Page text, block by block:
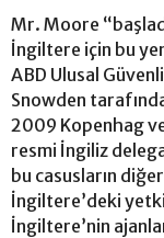
Mr. Moore
İngiltere için bu
ABD Ulusal
Snowden
2009 Kopenhag
resmi İngiliz
bu casusların
İngiltere’deki
İngiltere’nin